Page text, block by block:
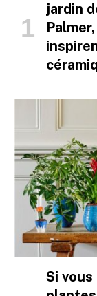
jardin
Si